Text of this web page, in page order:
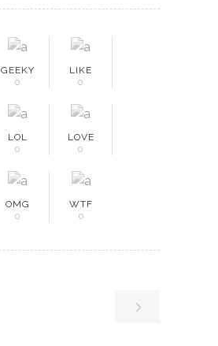
GEEKY
0
LIKE
0
LOL
0
LOVE
0
OMG
0
WTF
0